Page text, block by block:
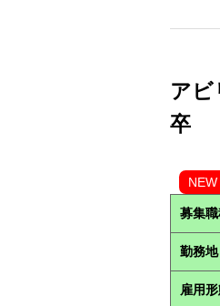
アビ
卒
NEW
募集
勤務地
雇用